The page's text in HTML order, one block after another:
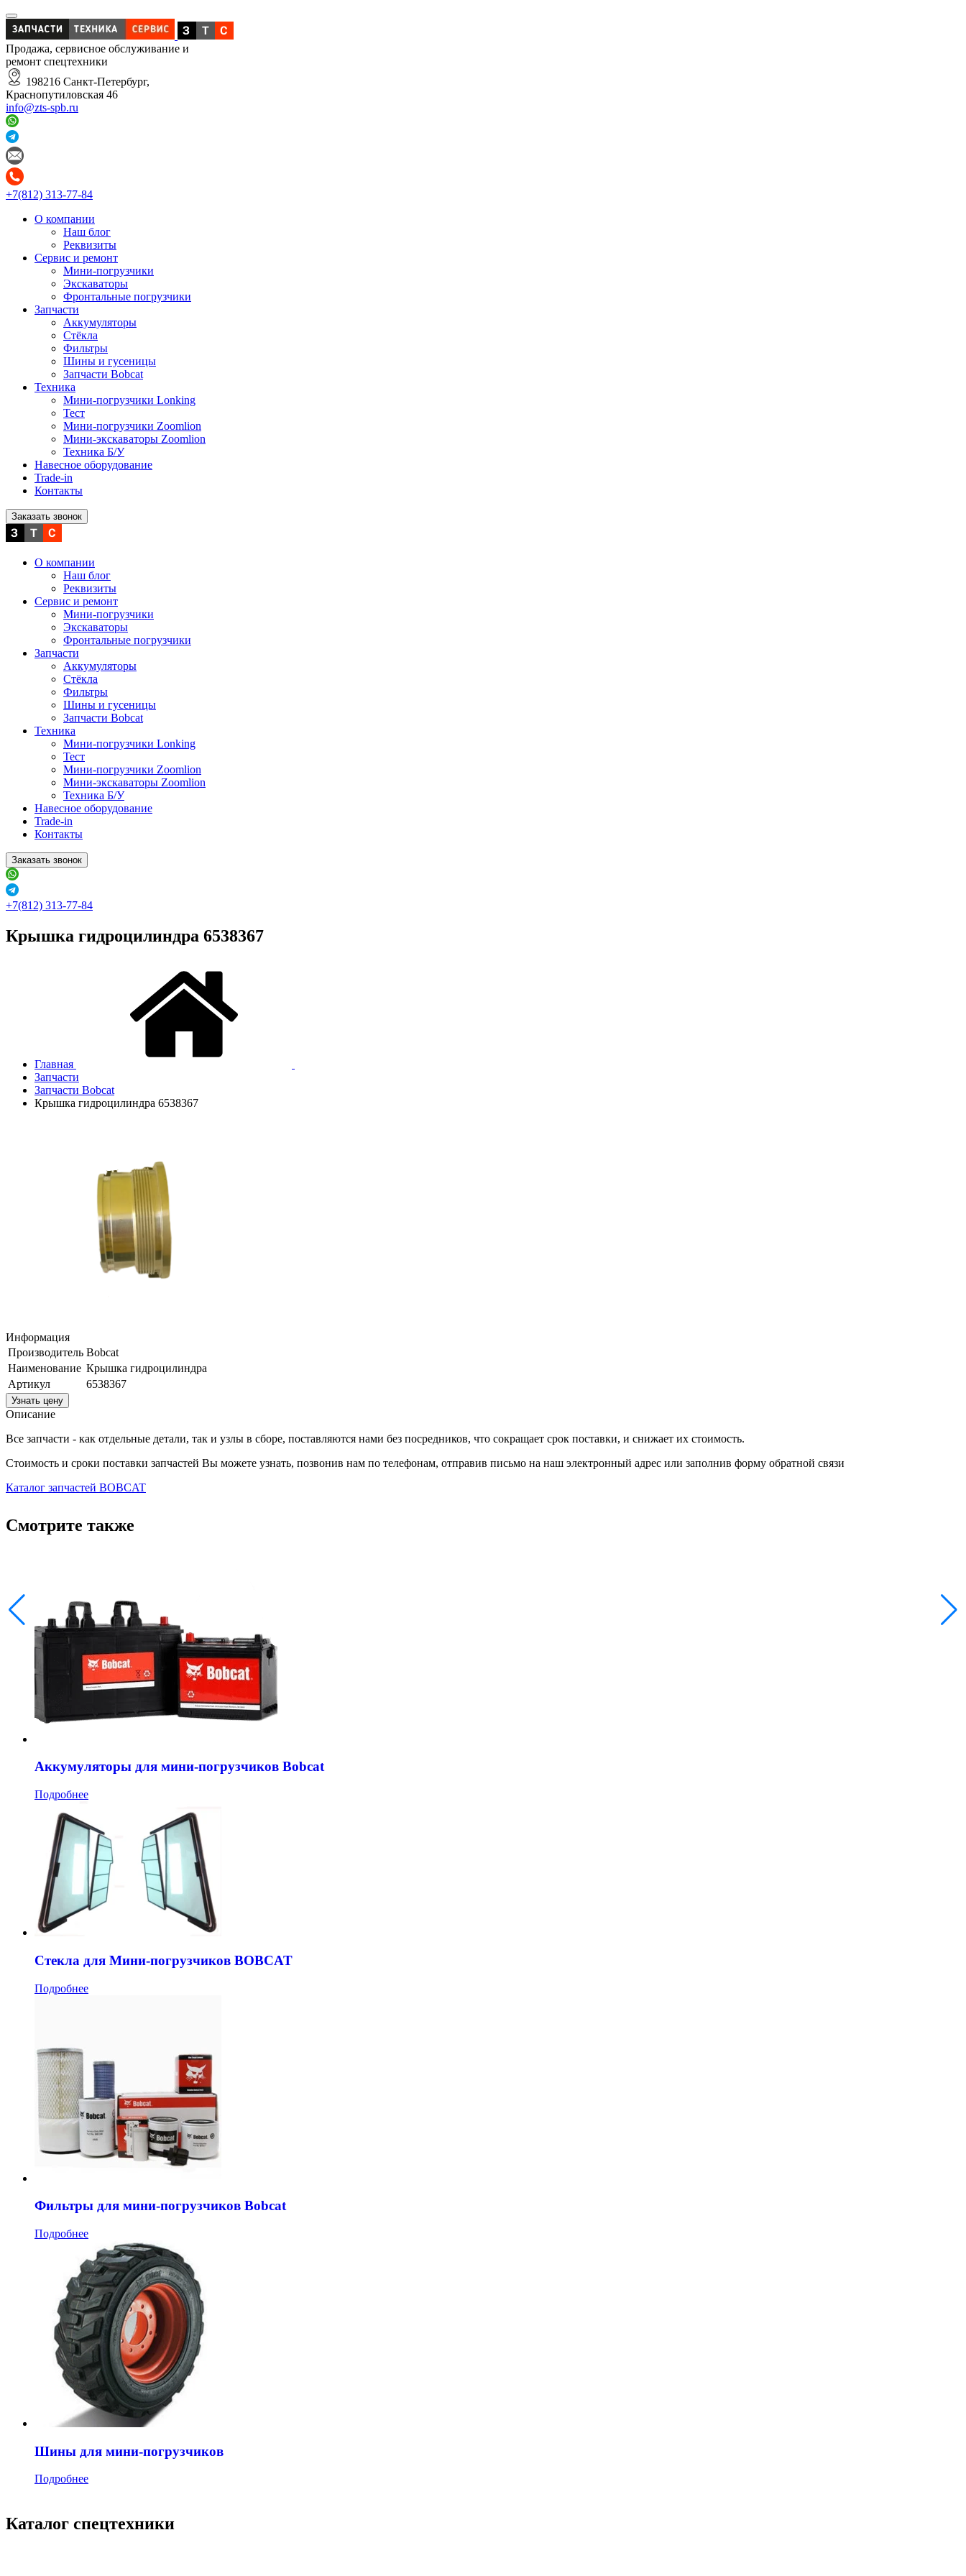
Продажа, сервисное обслуживание и
ремонт спецтехники
198216 Санкт-Петербург,
Краснопутиловская 46
info@zts-spb.ru
+7(812) 313-77-84
О компании
Наш блог
Реквизиты
Сервис и ремонт
Мини-погрузчики
Экскаваторы
Фронтальные погрузчики
Запчасти
Аккумуляторы
Стёкла
Фильтры
Шины и гусеницы
Запчасти Bobcat
Техника
Мини-погрузчики Lonking
Тест
Мини-погрузчики Zoomlion
Мини-экскаваторы Zoomlion
Техника Б/У
Навесное оборудование
Trade-in
Контакты
Заказать звонок
О компании
Наш блог
Реквизиты
Сервис и ремонт
Мини-погрузчики
Экскаваторы
Фронтальные погрузчики
Запчасти
Аккумуляторы
Стёкла
Фильтры
Шины и гусеницы
Запчасти Bobcat
Техника
Мини-погрузчики Lonking
Тест
Мини-погрузчики Zoomlion
Мини-экскаваторы Zoomlion
Техника Б/У
Навесное оборудование
Trade-in
Контакты
Заказать звонок
+7(812) 313-77-84
Крышка гидроцилиндра 6538367
Главная
Запчасти
Запчасти Bobcat
Крышка гидроцилиндра 6538367
Информация
Производитель Bobcat
Наименование Крышка гидроцилиндра
Артикул
6538367
Узнать цену
Описание
Все запчасти - как отдельные детали, так и узлы в сборе, поставляются нами без посредников, что сокращает срок поставки, и снижает их стоимость.
Стоимость и сроки поставки запчастей Вы можете узнать, позвонив нам по телефонам, отправив письмо на наш электронный адрес или заполнив форму обратной связи
Каталог запчастей BOBCAT
Смотрите также
Аккумуляторы для мини-погрузчиков Bobcat
Подробнее
Стекла для Мини-погрузчиков BOBCAT
Подробнее
Фильтры для мини-погрузчиков Bobcat
Подробнее
Шины для мини-погрузчиков
Подробнее
Каталог спецтехники